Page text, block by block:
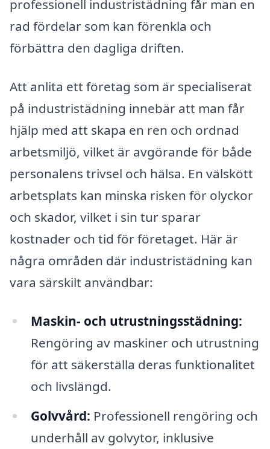
professionell industristädning får man en
rad fördelar som kan förenkla och
förbättra den dagliga driften.
Att anlita ett företag som är specialiserat
på industristädning innebär att man får
hjälp med att skapa en ren och ordnad
arbetsmiljö, vilket är avgörande för både
personalens trivsel och hälsa. En välskött
arbetsplats kan minska risken för olyckor
och skador, vilket i sin tur sparar
kostnader och tid för företaget. Här är
några områden där industristädning kan
vara särskilt användbar:
Maskin- och utrustningsstädning:
Rengöring av maskiner och utrustning
för att säkerställa deras funktionalitet
och livslängd.
Golvvård: Professionell rengöring och
underhåll av golvytor, inklusive